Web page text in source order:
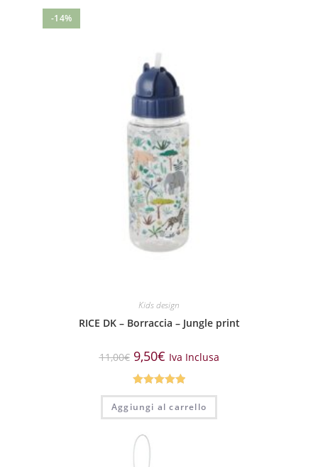
-14%
Kids design
RICE DK – Borraccia – Jungle print
11,00€ 9,50€ Iva Inclusa
Valutato
5.00 su 5
Aggiungi al carrello